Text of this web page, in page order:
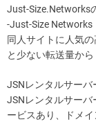
Just-Size.Networks
-Just-Size
同人サイトに人気
と少ない転送量から
JSNレンタルサー
JSNレンタルサー
ービスあり、ドメ